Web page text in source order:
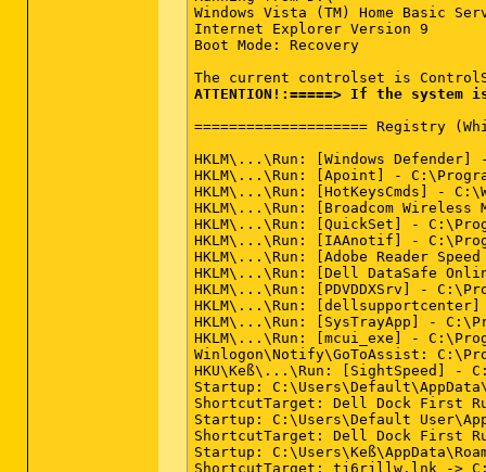
Windows Vista (TM) Home Basic
Internet Explorer Version 9
Boot Mode: Recovery
ATTENTION!:=====> If the